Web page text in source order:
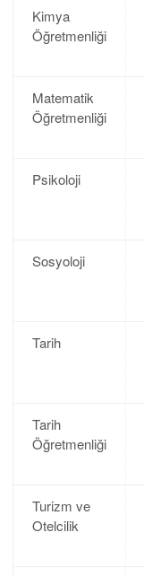
Kimya
Öğretmenliği
Matematik
Öğretmenliği
Psikoloji
Sosyoloji
Tarih
Tarih
Öğretmenliği
Turizm ve
Otelcilik